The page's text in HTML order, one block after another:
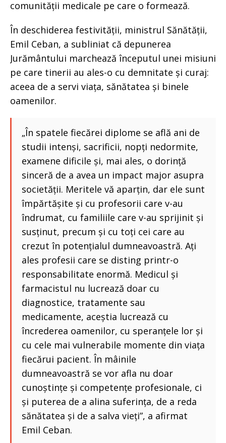
comunității medicale pe care o formează.
În deschiderea festivității, ministrul Sănătății,
Emil Ceban, a subliniat că depunerea
Jurământului marchează începutul unei misiuni
pe care tinerii au ales-o cu demnitate și curaj:
aceea de a servi viața, sănătatea și binele
oamenilor.
„În spatele fiecărei diplome se află ani de
studii intenși, sacrificii, nopți nedormite,
examene dificile și, mai ales, o dorință
sinceră de a avea un impact major asupra
societății. Meritele vă aparțin, dar ele sunt
împărtășite și cu profesorii care v-au
îndrumat, cu familiile care v-au sprijinit și
susținut, precum și cu toți cei care au
crezut în potențialul dumneavoastră. Ați
ales profesii care se disting printr-o
responsabilitate enormă. Medicul și
farmacistul nu lucrează doar cu
diagnostice, tratamente sau
medicamente, aceștia lucrează cu
încrederea oamenilor, cu speranțele lor și
cu cele mai vulnerabile momente din viața
fiecărui pacient. În mâinile
dumneavoastră se vor afla nu doar
cunoștințe și competențe profesionale, ci
și puterea de a alina suferința, de a reda
sănătatea și de a salva vieți”, a afirmat
Emil Ceban.